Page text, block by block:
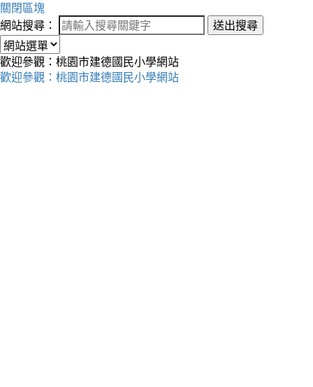
關閉區塊
網站搜尋：
送出搜尋
歡迎參觀：桃園市建德國民小學網站
歡迎參觀：桃園市建德國民小學網站